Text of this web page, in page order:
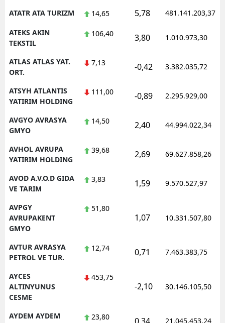
ATATR ATA TURIZM 14,65 5,78 481.141.203,37
ATEKS AKIN
TEKSTIL
106,40 3,80 1.010.973,30
ATLAS ATLAS YAT.
ORT.
7,13 -0,42 3.382.035,72
ATSYH ATLANTIS
YATIRIM HOLDING
111,00 -0,89 2.295.929,00
AVGYO AVRASYA
GMYO
14,50 2,40 44.994.022,34
AVHOL AVRUPA
YATIRIM HOLDING
39,68 2,69 69.627.858,26
AVOD A.V.O.D GIDA
VE TARIM
3,83 1,59 9.570.527,97
AVPGY
AVRUPAKENT
GMYO
51,80
1,07 10.331.507,80
AVTUR AVRASYA
PETROL VE TUR.
12,74 0,71 7.463.383,75
AYCES
ALTINYUNUS
CESME
453,75
-2,10 30.146.105,50
AYDEM AYDEM
23,80 21.045.453,24